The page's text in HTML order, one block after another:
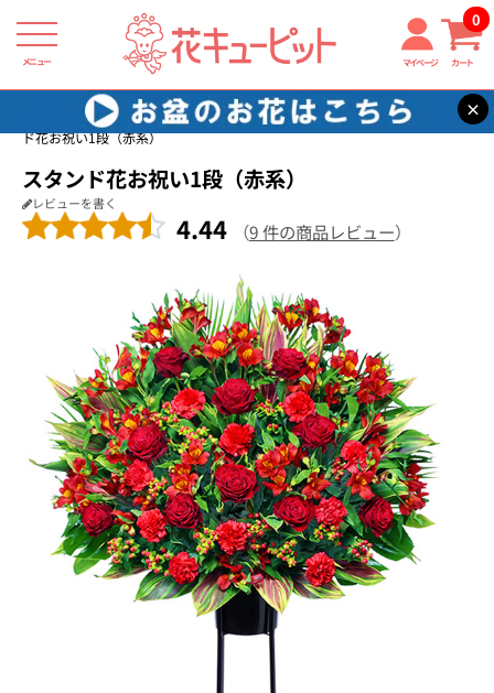
メニュー マイページ カート
0
×
花キューピット 開店祝い・開業祝い
【開店祝い・開業祝い】スタン
ド花お祝い1段（赤系）
スタンド花お祝い1段（赤系）
レビューを書く
4.44 （9 件の商品レビュー）